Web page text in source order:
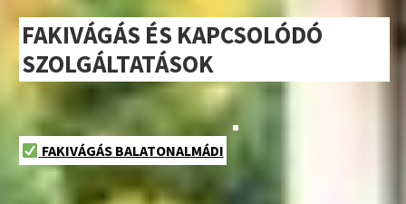
FAKIVÁGÁS ÉS KAPCSOLÓDÓ
SZOLGÁLTATÁSOK
FAKIVÁGÁS BALATONALMÁDI